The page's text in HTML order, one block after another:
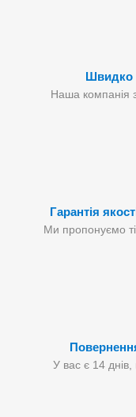
Швидко
Наша компанія
Гарантія
Ми пропонуємо
У вас є 14